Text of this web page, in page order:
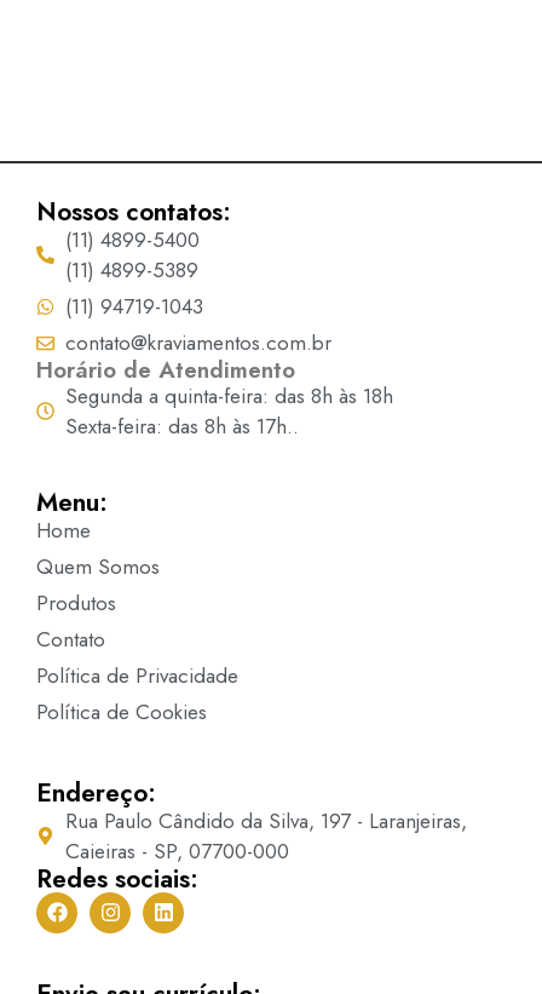
Nossos contatos:
(11) 4899-5400
(11) 4899-5389
(11) 94719-1043
contato@kraviamentos.com.br
Horário de Atendimento
Segunda a quinta-feira: das 8h às 18h
Sexta-feira: das 8h às 17h..
Menu:
Home
Quem Somos
Produtos
Contato
Política de Privacidade
Política de Cookies
Endereço:
Rua Paulo Cândido da Silva, 197 - Laranjeiras,
Caieiras - SP, 07700-000
Redes sociais: